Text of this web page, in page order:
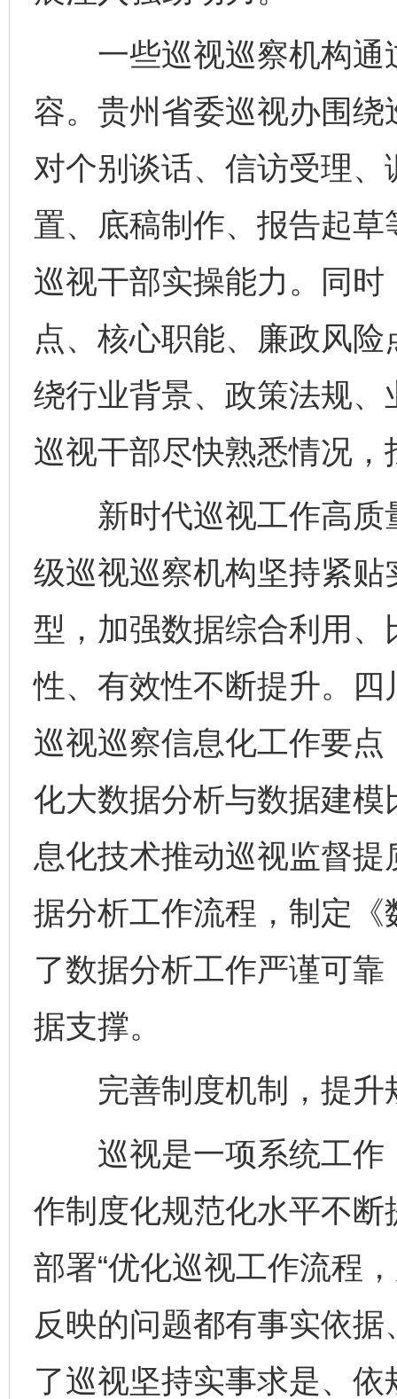
一些巡视巡察机构通
容。贵州省委巡视办围
对个别谈话、信访受理
置、底稿制作、报告起
巡视干部实操能力。同
点、核心职能、廉政风
绕行业背景、政策法规
巡视干部尽快熟悉情况
新时代巡视工作高质
级巡视巡察机构坚持紧
型，加强数据综合利用
性、有效性不断提升。
巡视巡察信息化工作要
化大数据分析与数据建
息化技术推动巡视监督
据分析工作流程，制定
了数据分析工作严谨可
据支撑。
完善制度机制，提升
巡视是一项系统工作
作制度化规范化水平不
部署“优化巡视工作流程
反映的问题都有事实依
了巡视坚持实事求是、